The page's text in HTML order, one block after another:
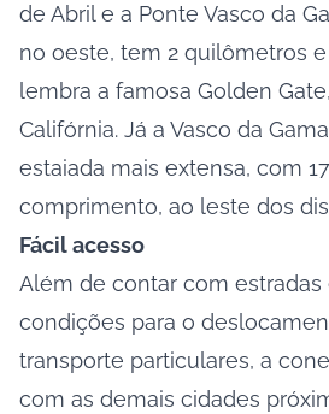
de Abril e a Ponte Vasco da
no oeste, tem 2 quilômetros
lembra a famosa Golden
Califórnia. Já a Vasco da
estaiada mais extensa, com
comprimento, ao leste dos
Fácil acesso
Além de contar com estradas
condições para o
transporte particulares, a
com as demais cidades